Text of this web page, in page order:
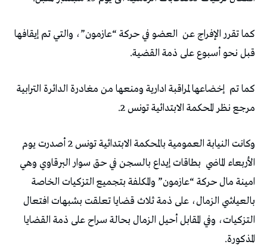
كما تقرر الإفراج عن العضو في حركة “عازمون”، والتي تم إيقافها
قبل نحو أسبوع على ذمة القضية.
كما تم إخضاعها لمراقبة ادارية ومنعها من مغادرة الدائرة الترابية
مرجع نظر المحكمة الابتدائية تونس 2.
وكانت النيابة العمومية بالمحكمة الابتدائية تونس 2 أصدرت يوم
الأربعاء الماضي بطاقات إيداع بالسجن في حق سوار البرقاوي وهي
امينة مال حركة “عازمون” والمكلفة بتجميع التزكيات الخاصة
بالعياشي الزمال، على ذمة ثلاث قضايا تعلقت بشبهات افتعال
التزكيات، وفي المقابل أحيل الزمال بحالة سراح على ذمة القضايا
المذكورة.